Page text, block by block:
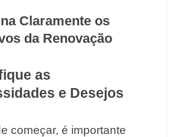
Claramente os
da Renovação
as
e Desejos
começar, é importante